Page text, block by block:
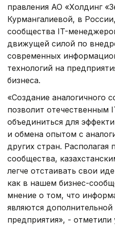
правления АО «Холдинг
Курмангалиевой, в
сообщества IT-
движущей силой по
современных
технологий на
бизнеса.
«Создание аналогичного
позволит отечественным
объединиться для
и обмена опытом с
других стран.
сообщества,
легче отстаивать свои
как в нашем бизнес-
мнение о том, что
являются
предприятия», - отметили